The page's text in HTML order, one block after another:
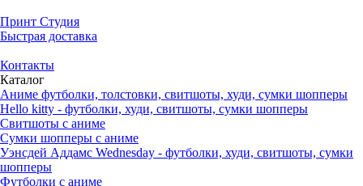
Принт Студия
Быстрая доставка
Контакты
Каталог
Аниме футболки, толстовки, свитшоты, худи, сумки шопперы
Hello kitty - футболки, худи, свитшоты, сумки шопперы
Свитшоты с аниме
Сумки шопперы с аниме
Уэнсдей Аддамс Wednesday - футболки, худи, свитшоты, сумки
шопперы
Футболки с аниме